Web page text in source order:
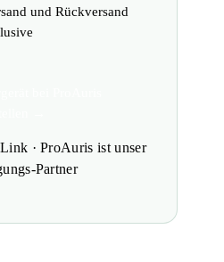
und Rückversand
· ProAuris ist unser
Partner